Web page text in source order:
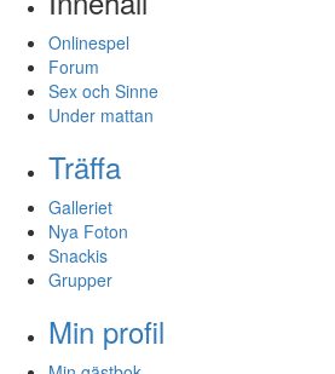
Onlinespel
Forum
Sex och Sinne
Under mattan
Träffa
Galleriet
Nya Foton
Snackis
Grupper
Min profil